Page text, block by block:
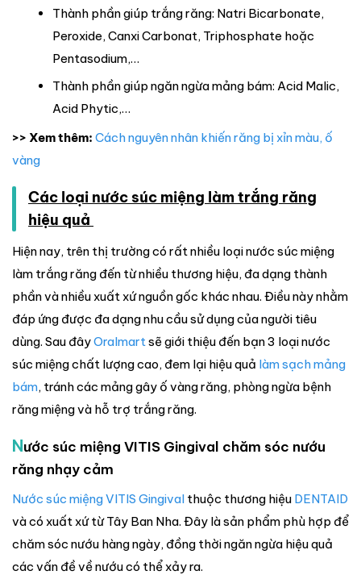
Thành phần giúp trắng răng: Natri Bicarbonate,
Peroxide, Canxi Carbonat, Triphosphate hoặc
Pentasodium,…
Thành phần giúp ngăn ngừa mảng bám: Acid Malic,
Acid Phytic,…
>> Xem thêm: Cách nguyên nhân khiến răng bị xỉn màu, ố
vàng
Các loại nước súc miệng làm trắng răng
hiệu quả
Hiện nay, trên thị trường có rất nhiều loại nước súc miệng
làm trắng răng đến từ nhiều thương hiệu, đa dạng thành
phần và nhiều xuất xứ nguồn gốc khác nhau. Điều này nhằm
đáp ứng được đa dạng nhu cầu sử dụng của người tiêu
dùng. Sau đâyOralmart sẽ giới thiệu đến bạn 3 loại nước
súc miệng chất lượng cao, đem lại hiệu quả làm sạch mảng
bám, tránh các mảng gây ố vàng răng, phòng ngừa bệnh
răng miệng và hỗ trợ trắng răng.
Nước súc miệng VITIS Gingival chăm sóc nướu
răng nhạy cảm
Nước súc miệng VITIS Gingival thuộc thương hiệu DENTAID
và có xuất xứ từ Tây Ban Nha. Đây là sản phẩm phù hợp để
chăm sóc nướu hàng ngày, đồng thời ngăn ngừa hiệu quả
các vấn đề về nướu có thể xảy ra.